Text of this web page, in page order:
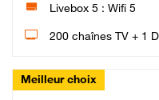
Livebox 5 : Wifi 5
200 chaînes TV + 1
Meilleur choix